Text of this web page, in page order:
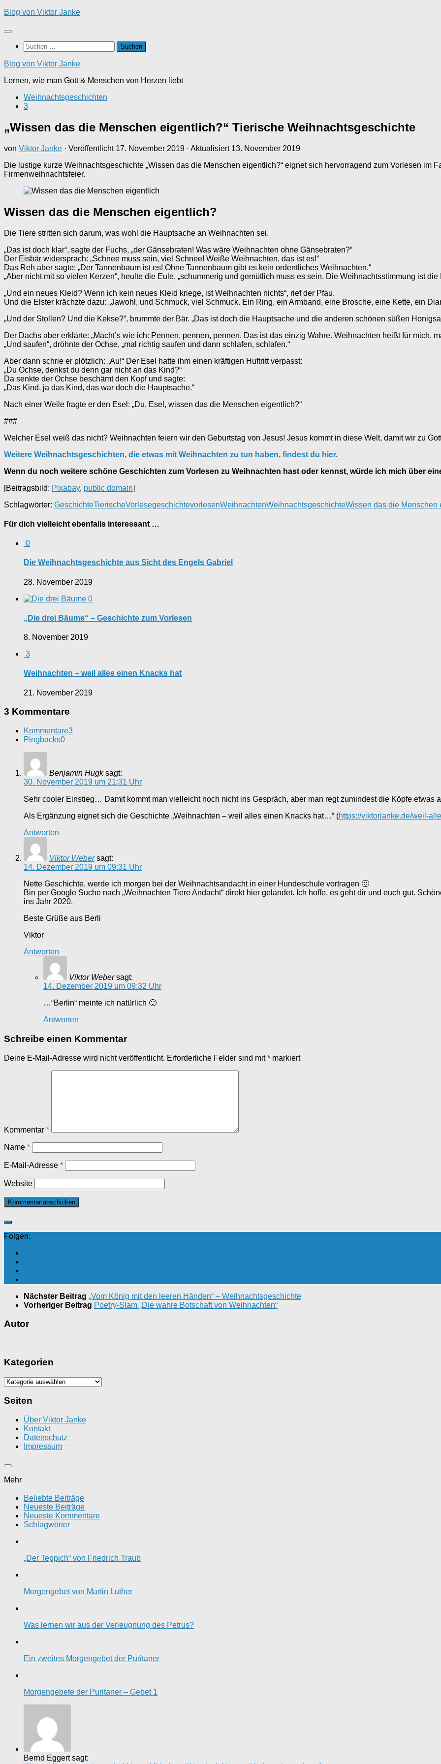
Zum
springen
Blog von Viktor Janke
Suchen
nach:
Blog von Viktor Janke
Lernen, wie man Gott & Menschen von Herzen liebt
Weihnachtsgeschichten
3
„Wissen das die Menschen eigentlich?“ Tierische Weihnachtsgeschichte
von Viktor Janke · Veröffentlicht 17. November 2019 · Aktualisiert 13. November 2019
Die lustige kurze Weihnachtsgeschichte „Wissen das die Menschen eigentlich?“ eignet sich hervorragend zum Vorlesen im
Firmenweihnachtsfeier.
Wissen das die Menschen eigentlich?
Die Tiere stritten sich darum, was wohl die Hauptsache an Weihnachten sei.
„Das ist doch klar“, sagte der Fuchs, „der Gänsebraten! Was wäre Weihnachten ohne Gänsebraten?“
Der Eisbär widersprach: „Schnee muss sein, viel Schnee! Weiße Weihnachten, das ist es!“
Das Reh aber sagte: „Der Tannenbaum ist es! Ohne Tannenbaum gibt es kein ordentliches Weihnachten.“
„Aber nicht mit so vielen Kerzen“, heulte die Eule, „schummerig und gemütlich muss es sein. Die Weihnachtsstimmung ist die
„Und ein neues Kleid? Wenn ich kein neues Kleid kriege, ist Weihnachten nichts“, rief der Pfau.
Und die Elster krächzte dazu: „Jawohl, und Schmuck, viel Schmuck. Ein Ring, ein Armband, eine Brosche, eine Kette, ein
„Und der Stollen? Und die Kekse?“, brummte der Bär. „Das ist doch die Hauptsache und die anderen schönen süßen
Der Dachs aber erklärte: „Macht’s wie ich: Pennen, pennen, pennen. Das ist das einzig Wahre. Weihnachten heißt für mich,
„Und saufen“, dröhnte der Ochse, „mal richtig saufen und dann schlafen, schlafen.“
Aber dann schrie er plötzlich: „Au!“ Der Esel hatte ihm einen kräftigen Huftritt verpasst:
„Du Ochse, denkst du denn gar nicht an das Kind?“
Da senkte der Ochse beschämt den Kopf und sagte:
„Das Kind, ja das Kind, das war doch die Hauptsache.“
Nach einer Weile fragte er den Esel: „Du, Esel, wissen das die Menschen eigentlich?“
###
Welcher Esel weiß das nicht? Weihnachten feiern wir den Geburtstag von Jesus! Jesus kommt in diese Welt, damit wir zu
Weitere Weihnachtsgeschichten, die etwas mit Weihnachten zu tun haben, findest du hier.
Wenn du noch weitere schöne Geschichten zum Vorlesen zu Weihnachten hast oder kennst, würde ich mich über
[Beitragsbild: Pixabay, public domain]
Schlagwörter: GeschichteTierischeVorlesegeschichtevorlesenWeihnachtenWeihnachtsgeschichteWissen das die Menschen
Für dich vielleicht ebenfalls interessant …
0
Die Weihnachtsgeschichte aus Sicht des Engels Gabriel
28. November 2019
0
„Die drei Bäume“ – Geschichte zum Vorlesen
8. November 2019
3
Weihnachten – weil alles einen Knacks hat
21. November 2019
3 Kommentare
Kommentare3
Pingbacks0
Benjamin Hugk sagt:
30. November 2019 um 21:31 Uhr
Sehr cooler Einstieg… Damit kommt man vielleicht noch nicht ins Gespräch, aber man regt zumindest die Köpfe etwas
Als Ergänzung eignet sich die Geschichte „Weihnachten – weil alles einen Knacks hat…“ (https://viktorjanke.de/weil-
Antworten
Viktor Weber sagt:
14. Dezember 2019 um 09:31 Uhr
Nette Geschichte, werde ich morgen bei der Weihnachtsandacht in einer Hundeschule vortragen 🙂
Bin per Google Suche nach „Weihnachten Tiere Andacht“ direkt hier gelandet. Ich hoffe, es geht dir und euch gut.
ins Jahr 2020.
Beste Grüße aus Berli
Viktor
Antworten
Viktor Weber sagt:
14. Dezember 2019 um 09:32 Uhr
…“Berlin“ meinte ich natürlich 🙂
Antworten
Schreibe einen Kommentar
Deine E-Mail-Adresse wird nicht veröffentlicht. Erforderliche Felder sind mit* markiert
Kommentar *
Name *
E-Mail-Adresse *
Website
Folgen:
Nächster Beitrag „Vom König mit den leeren Händen“ – Weihnachtsgeschichte
Vorheriger Beitrag Poetry-Slam „Die wahre Botschaft von Weihnachten“
Autor
Kategorien
Kategorien
Seiten
Über Viktor Janke
Kontakt
Datenschutz
Impressum
Mehr
Beliebte Beiträge
Neueste Beiträge
Neueste Kommentare
Schlagwörter
„Der Teppich“ von Friedrich Traub
Morgengebet von Martin Luther
Was lernen wir aus der Verleugnung des Petrus?
Ein zweites Morgengebet der Puritaner
Morgengebete der Puritaner – Gebet 1
Bernd Eggert sagt: